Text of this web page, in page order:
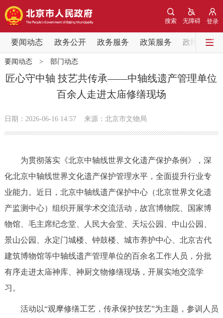
登录
无障碍
搜索
要闻动态 政务公开 政务服务 政策服务 政民互动
要闻动态
党中央精神
会议信息
市领导 机构职能 政策服务
政策兑现 政策解读 回应关切
决策公开 专题公开
政务服务
要闻动态> 部门动态
匠心守中轴 技艺共传承——中轴线遗产管理单位
百余人走进太庙修缮现场
日期：2026-06-16 14:57 来源：北京市文物局
为贯彻落实《北京中轴线世界文化遗产保护条例》，深
化北京中轴线世界文化遗产保护管理水平，全面提升行业专
业能力。近日，北京中轴线遗产保护中心（北京世界文化遗
产监测中心）组织开展学术交流活动，故宫博物院、国家博
物馆、毛主席纪念堂、人民大会堂、天坛公园、中山公园、
景山公园、永定门城楼、钟鼓楼、城市养护中心、北京古代
建筑博物馆等中轴线遗产管理单位的百余名工作人员，分批
有序走进太庙神库、神厨文物修缮现场，开展实地交流学
习。
活动以“观摩修缮工艺，传承保护技艺”为主题，参训人员